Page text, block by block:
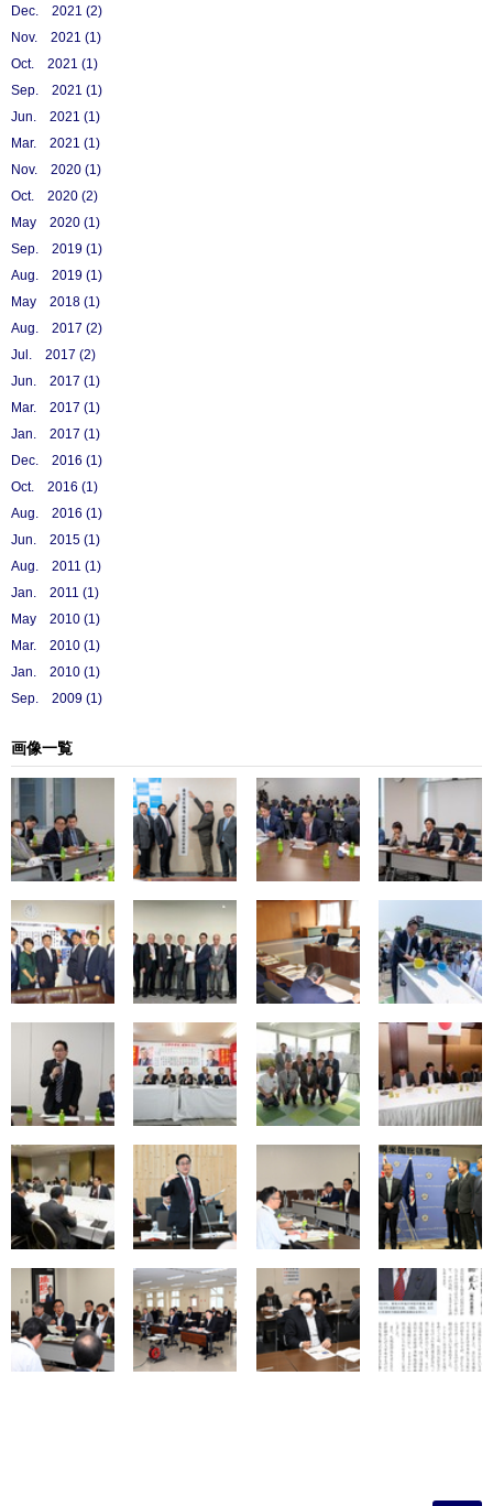
Dec. 2021 (2)
Nov. 2021 (1)
Oct. 2021 (1)
Sep. 2021 (1)
Jun. 2021 (1)
Mar. 2021 (1)
Nov. 2020 (1)
Oct. 2020 (2)
May 2020 (1)
Sep. 2019 (1)
Aug. 2019 (1)
May 2018 (1)
Aug. 2017 (2)
Jul. 2017 (2)
Jun. 2017 (1)
Mar. 2017 (1)
Jan. 2017 (1)
Dec. 2016 (1)
Oct. 2016 (1)
Aug. 2016 (1)
Jun. 2015 (1)
Aug. 2011 (1)
Jan. 2011 (1)
May 2010 (1)
Mar. 2010 (1)
Jan. 2010 (1)
Sep. 2009 (1)
画像一覧